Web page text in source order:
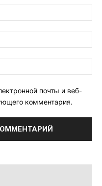
почты и веб-
комментария.